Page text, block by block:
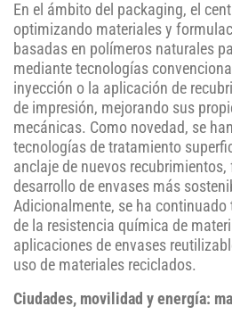
En el ámbito del packaging, el
optimizando materiales y
basadas en polímeros naturales
mediante tecnologías
inyección o la aplicación de
de impresión, mejorando sus
mecánicas. Como novedad, se
tecnologías de tratamiento
anclaje de nuevos recubrimientos,
desarrollo de envases más
Adicionalmente, se ha
de la resistencia química de
aplicaciones de envases
uso de materiales reciclados.
Ciudades, movilidad y energía: